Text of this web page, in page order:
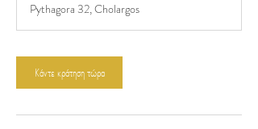
ε
π
ά
Pythagora 32, Cholargos
Κάντε κράτηση τώρα